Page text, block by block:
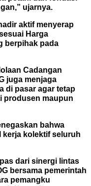
ujarnya.
aktif menyerap
Harga
berpihak pada
Cadangan
juga menjaga
di pasar agar tetap
produsen maupun
bahwa
kerja kolektif seluruh
dari sinergi lintas
bersama pemerintah
pemangku